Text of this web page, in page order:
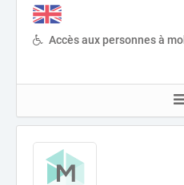
Accès aux personnes à